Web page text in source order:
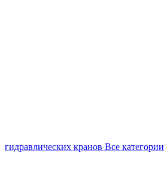
гидравлических кранов Все категории